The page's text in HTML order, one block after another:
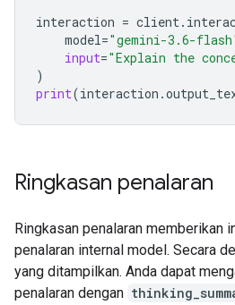
interaction = client.
model="gemini-3.6-
input="Explain the
)
print(interaction .
Ringkasan penalaran
Ringkasan penalaran memberikan
penalaran internal model. Secara
yang ditampilkan. Anda dapat
penalaran dengan